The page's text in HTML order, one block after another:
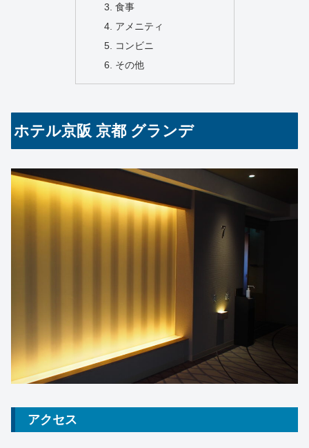
食事
アメニティ
コンビニ
その他
ホテル京阪 京都 グランデ
アクセス